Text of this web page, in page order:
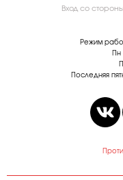
Вход со
Режим
Пн
Последняя